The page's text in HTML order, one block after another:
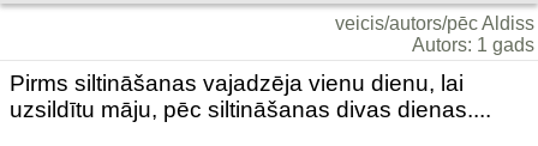
veicis/autors/pēc Aldiss
Autors: 1 gads
Pirms siltināšanas vajadzēja vienu dienu, lai
uzsildītu māju, pēc siltināšanas divas dienas....